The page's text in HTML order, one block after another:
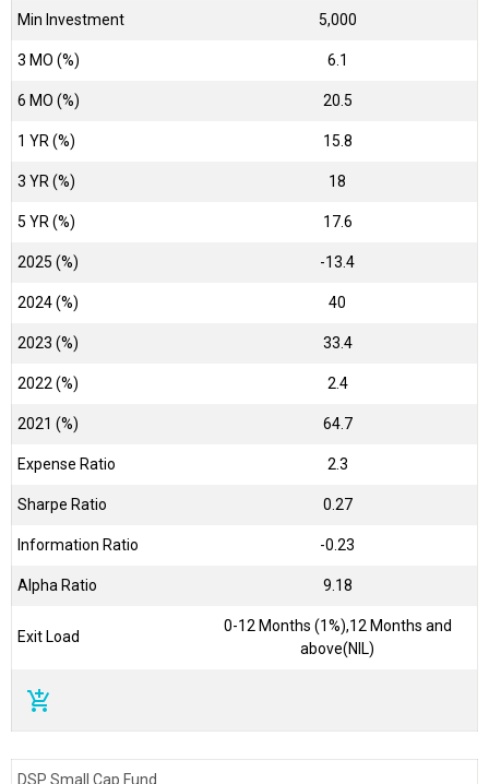
Min Investment 5,000
3 MO (%) 6.1
6 MO (%) 20.5
1 YR (%) 15.8
3 YR (%) 18
5 YR (%) 17.6
2025 (%) -13.4
2024 (%) 40
2023 (%) 33.4
2022 (%) 2.4
2021 (%) 64.7
Expense Ratio 2.3
Sharpe Ratio 0.27
Information Ratio -0.23
Alpha Ratio 9.18
Exit Load
0-12 Months (1%),12 Months and
above(NIL)
add_shopping_cart
DSP Small Cap Fund